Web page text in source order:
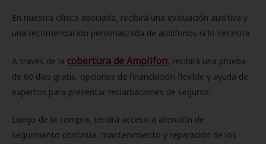
En nuestra clínica asociada, recibirá una evaluación auditiva y
una recomendación personalizada de audífonos si lo necesita.
A través de la cobertura de Amplifon, recibirá una prueba
de 60 días gratis, opciones de financiación flexible y ayuda de
expertos para presentar reclamaciones de seguros.
Luego de la compra, tendrá acceso a atención de
seguimiento continua, mantenimiento y reparación de los